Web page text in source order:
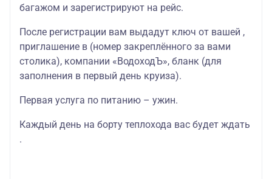
багажом и зарегистрируют на рейс.
После регистрации вам выдадут ключ от вашей ,
приглашение в (номер закреплённого за вами
столика), компании «ВодоходЪ», бланк (для
заполнения в первый день круиза).
Первая услуга по питанию – ужин.
Каждый день на борту теплохода вас будет ждать
.